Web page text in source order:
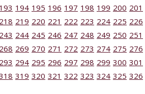
193 194 195 196 197 198 199 200 201
218 219 220 221 222 223 224 225 226
243 244 245 246 247 248 249 250 251
268 269 270 271 272 273 274 275 276
293 294 295 296 297 298 299 300 301
319 320 321 322 323 324 325 326